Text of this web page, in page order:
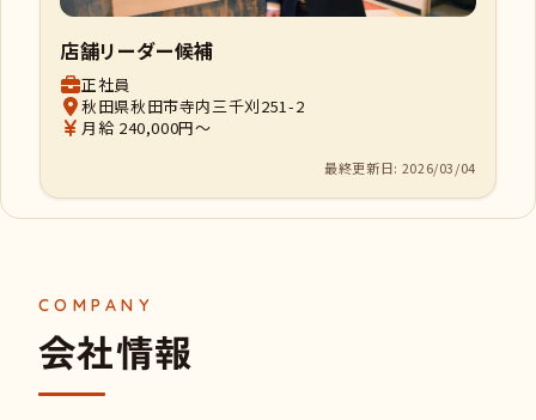
店舗リーダー候補
正社員
秋田県秋田市寺内三千刈251-2
月給 240,000円～
最終更新日: 2026/03/04
会社情報